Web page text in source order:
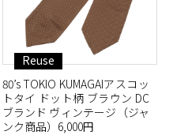
Reuse
80’s TOKIO KUMAGAIアスコッ
トタイ ドット柄 ブラウン DC
ブランド ヴィンテージ（ジャ
ンク商品）6,000円